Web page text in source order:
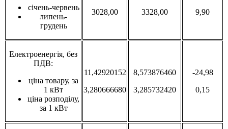
січень-червень
липень-
грудень
3028,00
3328,00
9,90
Електроенергія, без
ПДВ:
ціна товару, за
1 кВт
ціна розподілу,
за 1 кВт
11,42920152
3,280666680
8,573876460
3,285732420
-24,98
0,15